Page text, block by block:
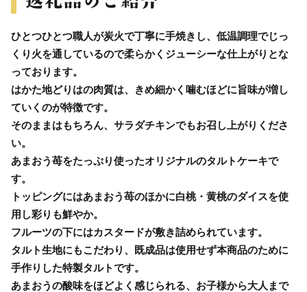
ひとつひとつ職人が炭火で丁寧に手焼きし、低温調理でじっ
くり火を通しているので柔らかくジューシーな仕上がりとな
っております。
はかた地どりはの肉質は、きめ細かく噛むほどに旨味が増し
ていくのが特徴です。
そのままはもちろん、サラダチキンでもお召し上がりくださ
い。
あまおう苺をたっぷり使ったオリジナルのタルトケーキで
す。
トッピングにはあまおう苺のほかに白桃・黄桃のダイスを使
用し彩りも鮮やか。
フルーツの下にはカスタードが敷き詰められています。
タルト生地にもこだわり、既成品は使用せず本商品のために
手作りした特製タルトです。
あまおうの酸味をほどよく感じられる、お子様から大人まで